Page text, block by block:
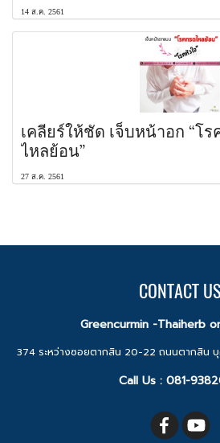
14 ส.ค. 2561
เคลียร์ให้ชัด เจ็บหน้าอก “โ
ไหลย้อน”
27 ส.ค. 2561
CONTACT US
Greencurmin -Thaiherb
374 ระหว่างซอยตากสิน 20-22 ถนนตากสิน
Call Us : 081-